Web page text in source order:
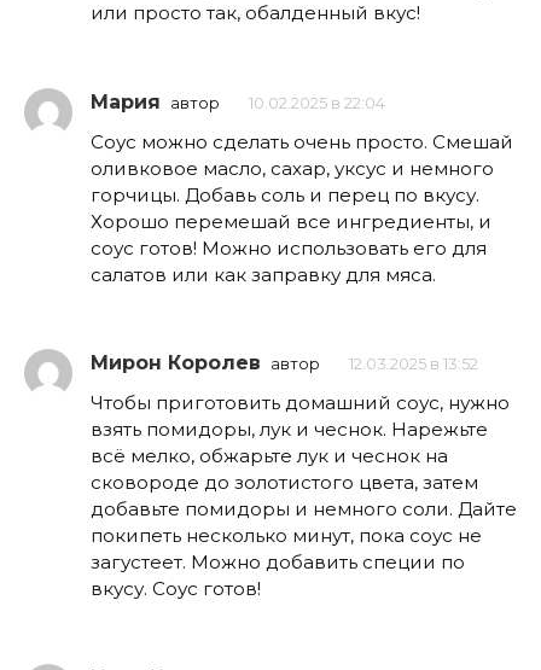
или просто так, обалденный вкус!
Мария автор 10.02.2025 в 22:04
Соус можно сделать очень просто. Смешай
оливковое масло, сахар, уксус и немного
горчицы. Добавь соль и перец по вкусу.
Хорошо перемешай все ингредиенты, и
соус готов! Можно использовать его для
салатов или как заправку для мяса.
Мирон Королев автор 12.03.2025 в 13:52
Чтобы приготовить домашний соус, нужно
взять помидоры, лук и чеснок. Нарежьте
всё мелко, обжарьте лук и чеснок на
сковороде до золотистого цвета, затем
добавьте помидоры и немного соли. Дайте
покипеть несколько минут, пока соус не
загустеет. Можно добавить специи по
вкусу. Соус готов!